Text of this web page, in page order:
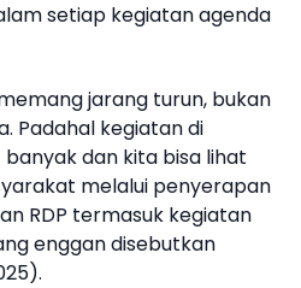
setiap kegiatan agenda
jarang turun, bukan
Padahal kegiatan di
dan kita bisa lihat
melalui penyerapan
RDP termasuk kegiatan
enggan disebutkan